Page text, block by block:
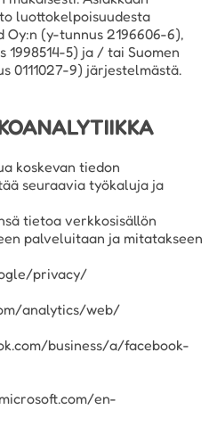
luottokelpoisuudesta
Oy:n (y-tunnus 2196606-6),
1998514-5) ja / tai Suomen
0111027-9) järjestelmästä.
koskevan tiedon
seuraavia työkaluja ja
tietoa verkkosisällön
palveluitaan ja mitatakseen
privacy/
analytics/web/
business/a/facebook-
en-